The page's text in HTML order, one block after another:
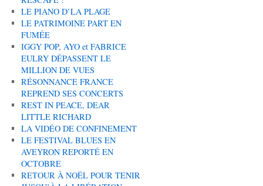
LE PIANO D’LA PLAGE
LE PATRIMOINE PART EN
FUMÉE
IGGY POP, AYO et FABRICE
EULRY DÉPASSENT LE
MILLION DE VUES
RÉSONNANCE FRANCE
REPREND SES CONCERTS
REST IN PEACE, DEAR
LITTLE RICHARD
LA VIDÉO DE CONFINEMENT
LE FESTIVAL BLUES EN
AVEYRON REPORTÉ EN
OCTOBRE
RETOUR À NOËL POUR TENIR